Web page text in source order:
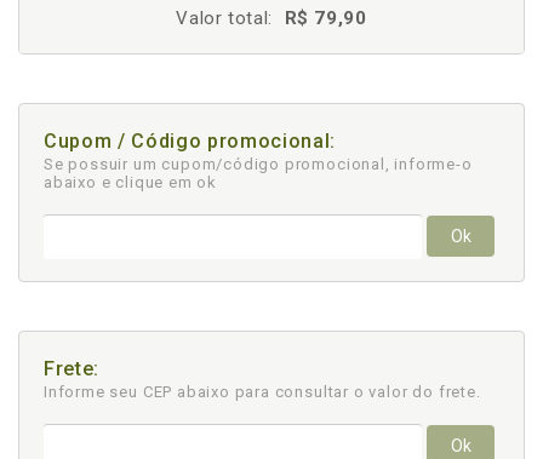
Valor total: R$ 79,90
Cupom / Código promocional:
Se possuir um cupom/código promocional, informe-o
abaixo e clique em ok
Ok
Frete:
Informe seu CEP abaixo para consultar o valor do frete.
Ok